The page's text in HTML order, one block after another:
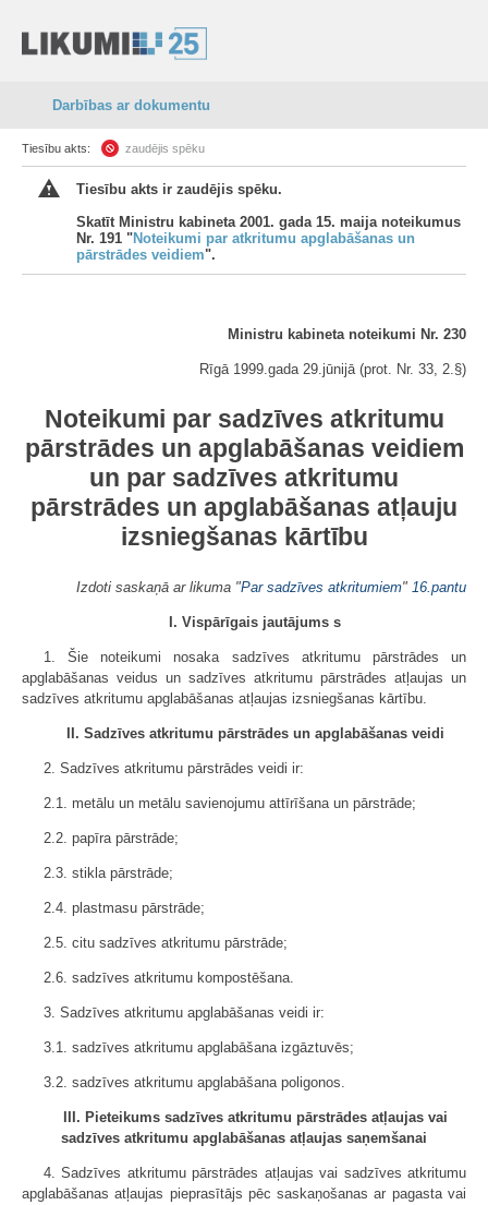
Darbības ar dokumentu
Tiesību akts: zaudējis spēku
Tiesību akts ir zaudējis spēku.
Skatīt Ministru kabineta 2001. gada 15. maija noteikumus
Nr. 191 "Noteikumi par atkritumu apglabāšanas un
pārstrādes veidiem".
Ministru kabineta noteikumi Nr. 230
Rīgā 1999.gada 29.jūnijā (prot. Nr. 33, 2.§)
Noteikumi par sadzīves atkritumu
pārstrādes un apglabāšanas veidiem
un par sadzīves atkritumu
pārstrādes un apglabāšanas atļauju
izsniegšanas kārtību
Izdoti saskaņā ar likuma "Par sadzīves atkritumiem" 16.pantu
I. Vispārīgais jautājums s
1. Šie noteikumi nosaka sadzīves atkritumu pārstrādes un
apglabāšanas veidus un sadzīves atkritumu pārstrādes atļaujas un
sadzīves atkritumu apglabāšanas atļaujas izsniegšanas kārtību.
II. Sadzīves atkritumu pārstrādes un apglabāšanas veidi
2. Sadzīves atkritumu pārstrādes veidi ir:
2.1. metālu un metālu savienojumu attīrīšana un pārstrāde;
2.2. papīra pārstrāde;
2.3. stikla pārstrāde;
2.4. plastmasu pārstrāde;
2.5. citu sadzīves atkritumu pārstrāde;
2.6. sadzīves atkritumu kompostēšana.
3. Sadzīves atkritumu apglabāšanas veidi ir:
3.1. sadzīves atkritumu apglabāšana izgāztuvēs;
3.2. sadzīves atkritumu apglabāšana poligonos.
III. Pieteikums sadzīves atkritumu pārstrādes atļaujas vai
sadzīves atkritumu apglabāšanas atļaujas saņemšanai
4. Sadzīves atkritumu pārstrādes atļaujas vai sadzīves atkritumu
apglabāšanas atļaujas pieprasītājs pēc saskaņošanas ar pagasta vai